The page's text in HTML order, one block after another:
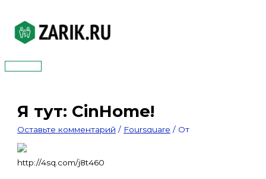
содержимому
Главное
Я тут: CinHome!
Оставьте комментарий / Foursquare / От
http://4sq.com/j8t460